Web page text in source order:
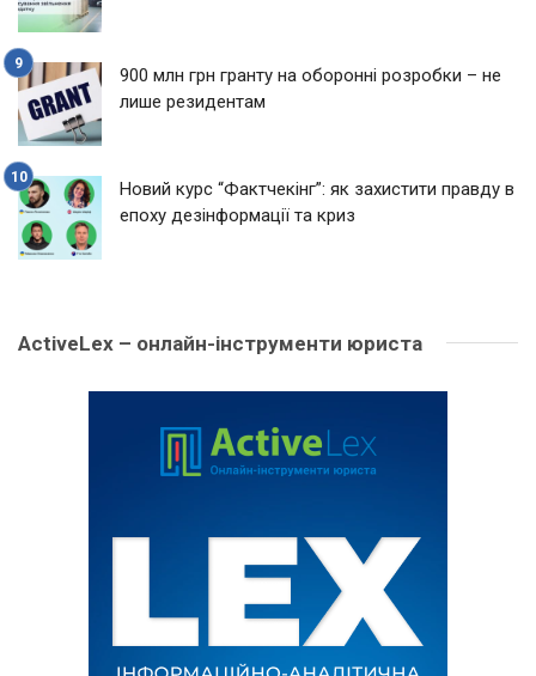
900 млн грн гранту на оборонні розробки – не
лише резидентам
Новий курс “Фактчекінг”: як захистити правду в
епоху дезінформації та криз
ActiveLex – онлайн-інструменти юриста